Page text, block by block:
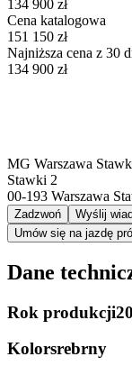
134 900 zł
Cena katalogowa
151 150 zł
Najniższa cena z 30
134 900 zł
MG Warszawa
Stawki 2
00-193 Warszawa
Zadzwoń
Wyślij
Umów się na jazdę
Dane
Rok produkcji
Kolorsrebrny